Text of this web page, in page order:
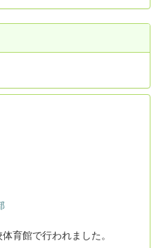
育館で行われました。